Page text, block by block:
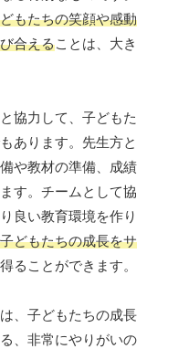
もたちの笑顔や感動
合えることは、大き
協力して、子どもた
あります。先生方と
や教材の準備、成績
す。チームとして協
良い教育環境を作り
どもたちの成長をサ
ることができます。
、子どもたちの成長
、非常にやりがいの